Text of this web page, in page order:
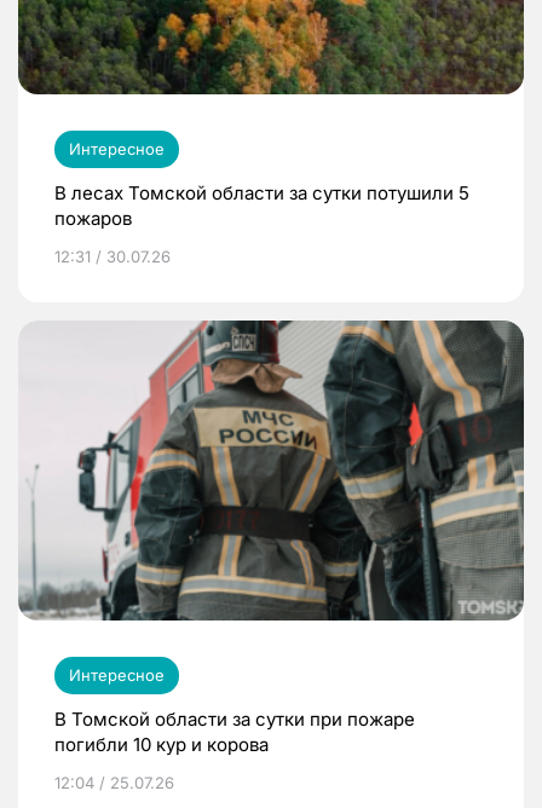
Интересное
В лесах Томской области за сутки потушили 5
пожаров
12:31 / 30.07.26
Интересное
В Томской области за сутки при пожаре
погибли 10 кур и корова
12:04 / 25.07.26